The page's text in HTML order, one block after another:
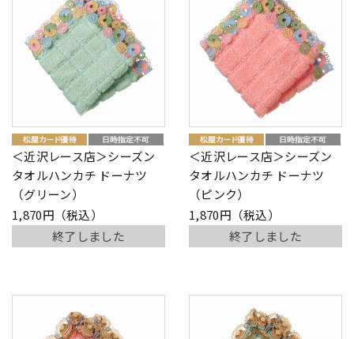
＜近沢レース店＞シーズン
タオルハンカチ ドーナツ
（グリーン）
1,870円（税込）
終了しました
＜近沢レース店＞シーズン
タオルハンカチ ドーナツ
（ピンク）
1,870円（税込）
終了しました